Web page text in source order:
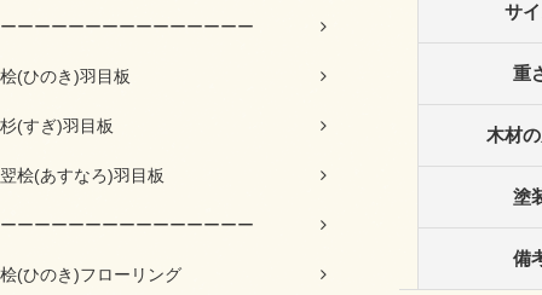
ーーーーーーーーーーーーーーー
桧(ひのき)羽目板
杉(すぎ)羽目板
翌桧(あすなろ)羽目板
ーーーーーーーーーーーーーーー
桧(ひのき)フローリング
サ
重
木材
塗
備